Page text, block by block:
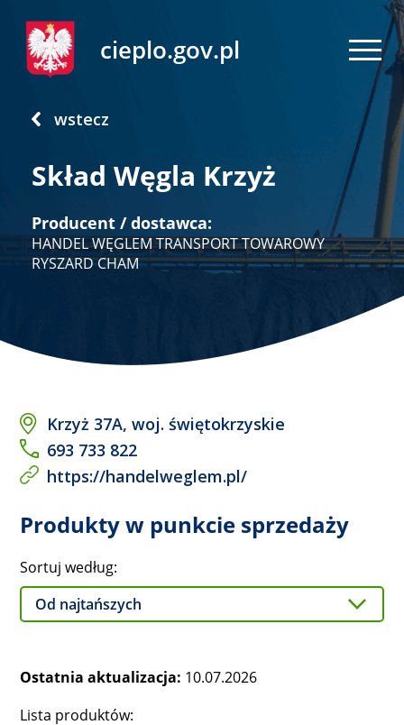
cieplo.gov.pl
wstecz
Skład Węgla Krzyż
Producent / dostawca:
HANDEL WĘGLEM TRANSPORT TOWAROWY
RYSZARD CHAM
Krzyż 37A, woj. świętokrzyskie
693 733 822
https://handelweglem.pl/
Produkty w punkcie sprzedaży
Lista produktów:
Ostatnia aktualizacja: 10.07.2026
Sortuj według: